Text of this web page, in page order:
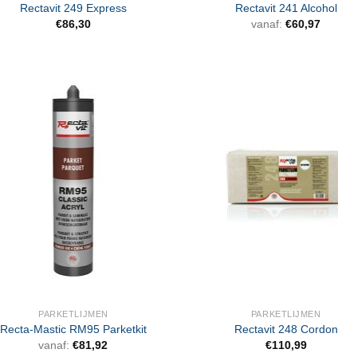
Rectavit 249 Express
€86,30
Rectavit 241 Alcohol
vanaf:€60,97
PARKETLIJMEN
Recta-Mastic RM95 Parketkit
vanaf:€81,92
PARKETLIJMEN
Rectavit 248 Cordon
€110,99